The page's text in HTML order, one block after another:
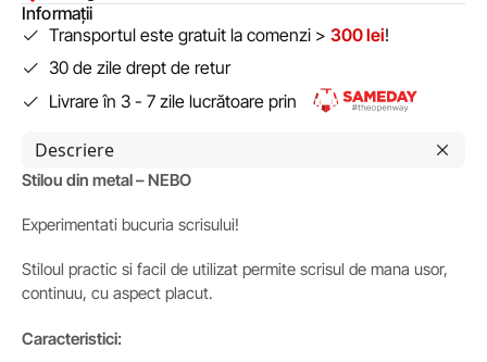
Informații
Transportul este gratuit la comenzi > 300 lei!
30 de zile drept de retur
Livrare în 3 - 7 zile lucrătoare prin
Descriere
Stilou din metal – NEBO
Experimentati bucuria scrisului!
Stiloul practic si facil de utilizat permite scrisul de mana usor,
continuu, cu aspect placut.
Caracteristici: